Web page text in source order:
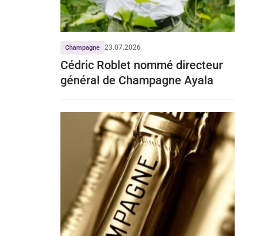
Champagne 23.07.2026
Cédric Roblet nommé directeur
général de Champagne Ayala